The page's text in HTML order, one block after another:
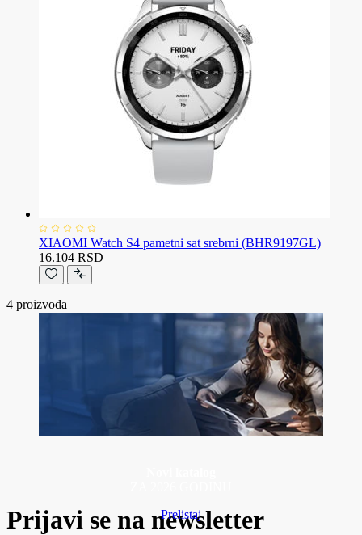
XIAOMI Watch S4 pametni sat srebrni (BHR9197GL)
16.104 RSD
4 proizvoda
Prelistaj
Prijavi se na newsletter